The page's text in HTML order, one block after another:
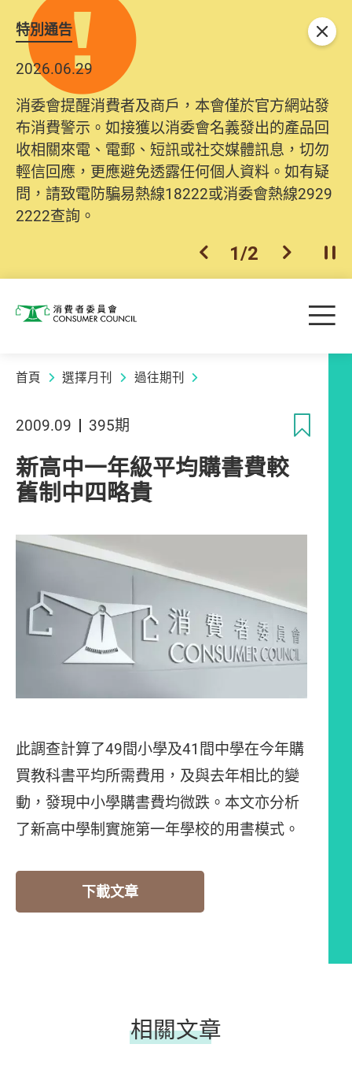
特別通告
2026.06.29
消委會提醒消費者及商戶，本會僅於官方網站發
布消費警示。如接獲以消委會名義發出的產品回
收相關來電、電郵、短訊或社交媒體訊息，切勿
輕信回應，更應避免透露任何個人資料。如有疑
問，請致電防騙易熱線18222或消委會熱線2929
2222查詢。
上一個
1/2 下一個開
關閉
消費者委員會 目
首頁 選擇月刊 過往期刊
2009.09 395期
新高中一年級平均購書費較
舊制中四略貴
此調查計算了49間小學及41間中學在今年購
買教科書平均所需費用，及與去年相比的變
動，發現中小學購書費均微跌。本文亦分析
了新高中學制實施第一年學校的用書模式。
下載文章
相關文章